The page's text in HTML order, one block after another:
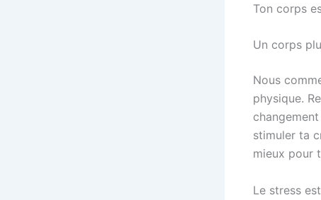
Ton corps
Un corps
Nous
physique.
stimuler ta
mieux pour
Le stress